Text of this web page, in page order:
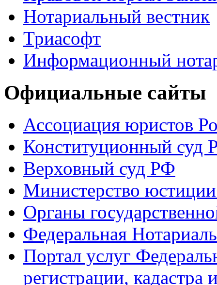
Нотариальный вестник
Триасофт
Информационный
Официальные сайты
Ассоциация юристов
Конституционный суд
Верховный суд РФ
Министерство
Органы
Федеральная
Портал услуг
регистрации, кадастра